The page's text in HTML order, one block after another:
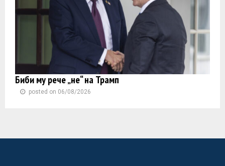
Биби му рече „не“ на Трамп
posted on 06/08/2026